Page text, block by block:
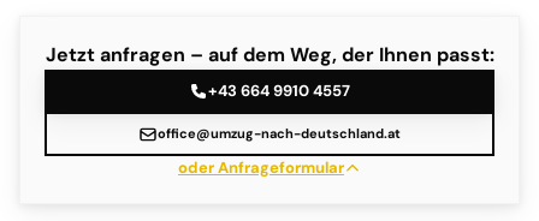
Jetzt anfragen – auf dem Weg, der Ihnen passt:
+43 664 9910 4557
office@umzug-nach-deutschland.at
oder Anfrageformular